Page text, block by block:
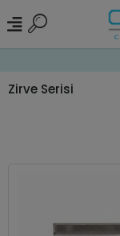
Zirve Serisi